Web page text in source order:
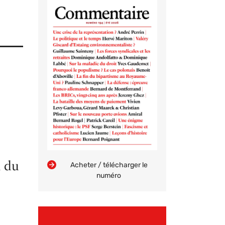
du
Acheter / télécharger le
numéro